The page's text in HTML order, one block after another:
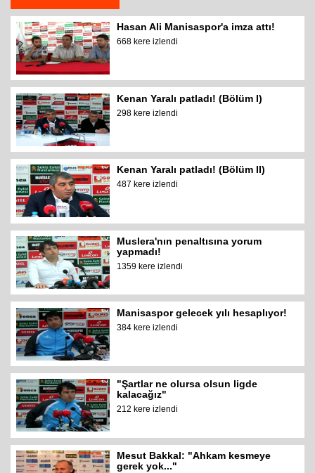
Hasan Ali Manisaspor'a imza attı!
668 kere izlendi
Kenan Yaralı patladı! (Bölüm I)
298 kere izlendi
Kenan Yaralı patladı! (Bölüm II)
487 kere izlendi
Muslera'nın penaltısına yorum
yapmadı!
1359 kere izlendi
Manisaspor gelecek yılı hesaplıyor!
384 kere izlendi
"Şartlar ne olursa olsun ligde
kalacağız"
212 kere izlendi
Mesut Bakkal: "Ahkam kesmeye
gerek yok..."